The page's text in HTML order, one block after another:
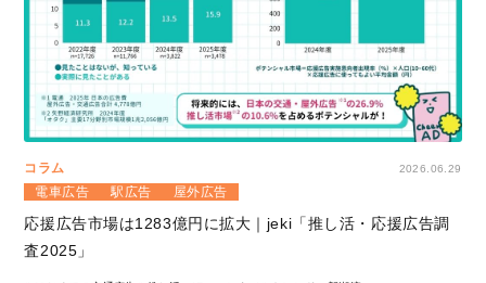
コラム 2026.06.29
電車広告 駅広告 屋外広告
応援広告市場は1283億円に拡大｜jeki「推し活・応援広告調
査2025」